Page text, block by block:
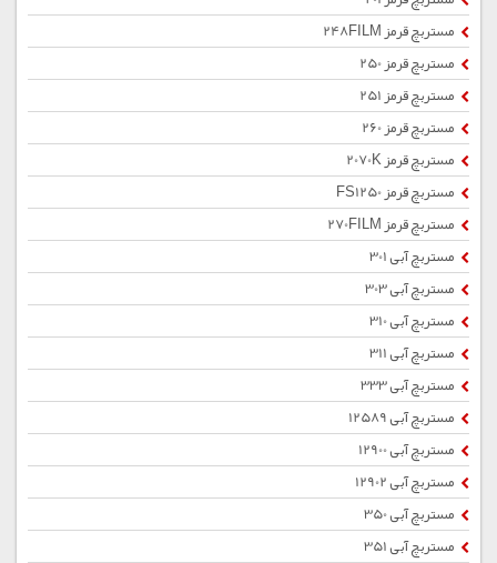
مستربچ قرمز 248FILM
مستربچ قرمز 250
مستربچ قرمز 251
مستربچ قرمز 260
مستربچ قرمز 2070K
مستربچ قرمز FS1250
مستربچ قرمز 270FILM
مستربچ آبی 301
مستربچ آبی 303
مستربچ آبی 310
مستربچ آبی 311
مستربچ آبی 333
مستربچ آبی 12589
مستربچ آبی 12900
مستربچ آبی 12902
مستربچ آبی 350
مستربچ آبی 351